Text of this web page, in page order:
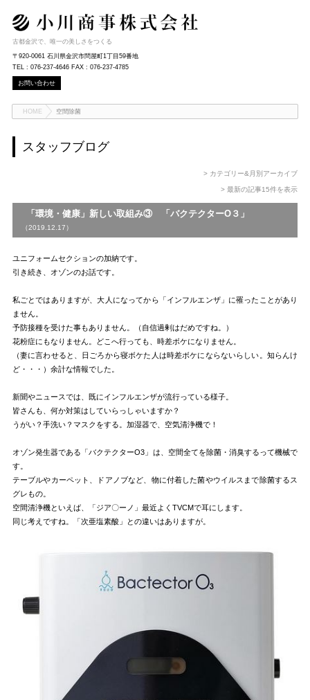
古都金沢で、唯一の美しさをつくる
〒920-0061 石川県金沢市問屋町1丁目59番地
TEL : 076-237-4646 FAX : 076-237-4785
お問い合わせ
HOME 空間除菌
スタッフブログ
> カテゴリー&月別アーカイブ
> 最新の記事15件を表示
「環境・健康」新しい取組み③ 「バクテクターO３」
（2019.12.17）
ユニフォームセクションの加納です。
引き続き、オゾンのお話です。
私ごとではありますが、大人になってから「インフルエンザ」に罹ったことがあり
ません。
予防接種を受けた事もありません。（自信過剰はだめですね。）
花粉症にもなりません。どこへ行っても、時差ボケになりません。
（妻に言わせると、日ごろから寝ボケた人は時差ボケにならないらしい。知らんけ
ど・・・）余計な情報でした。
新聞やニュースでは、既にインフルエンザが流行っている様子。
皆さんも、何か対策はしていらっしゃいますか？
うがい？手洗い？マスクをする。加湿器で、空気清浄機で！
オゾン発生器である「バクテクターO3」は、空間全てを除菌・消臭するって機械で
す。
テーブルやカーペット、ドアノブなど、物に付着した菌やウイルスまで除菌するス
グレもの。
空間清浄機といえば、「ジア〇ーノ」最近よくTVCMで耳にします。
同じ考えですね。「次亜塩素酸」との違いはありますが。